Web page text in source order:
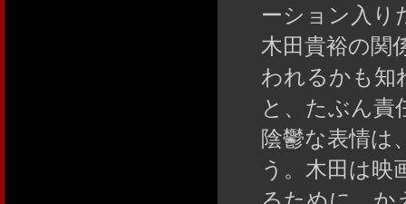
ーション入り
木田貴裕の関
われるかも知
と、たぶん
陰鬱な表情は
う。木田は映